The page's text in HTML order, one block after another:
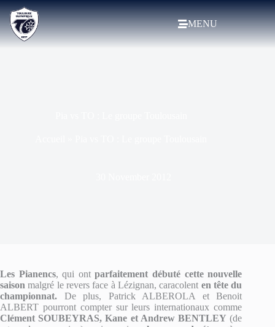
MENU
Les Pianencs, qui ontparfaitement débuté cette nouvelle
saison malgré le revers face à Lézignan, caracolent en tête du
championnat. De plus, Patrick ALBEROLA et Benoit
ALBERT pourront compter sur leurs internationaux comme
Clément SOUBEYRAS, Kane et Andrew BENTLEY (de